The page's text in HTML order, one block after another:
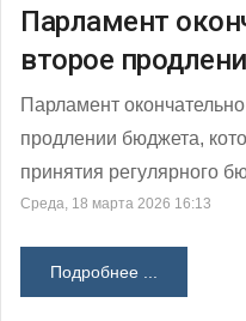
Парламент
второе
Парламент
продлении бюджета,
принятия регулярного
Среда, 18 марта 2026 16:13
Подробнее ...